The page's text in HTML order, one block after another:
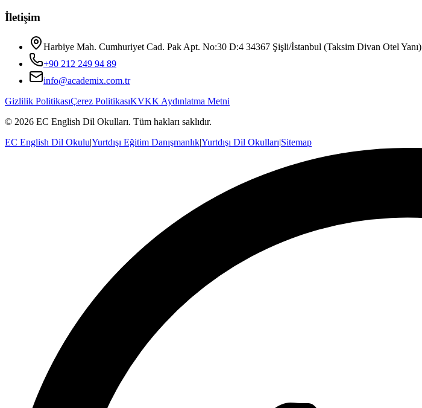
İletişim
Harbiye Mah. Cumhuriyet Cad. Pak Apt. No:30 D:4 34367 Şişli/İstanbul (Taksim Divan Otel Yanı)
+90 212 249 94 89
info@academix.com.tr
Gizlilik PolitikasıÇerez PolitikasıKVKK Aydınlatma Metni
© 2026 EC English Dil Okulları. Tüm hakları saklıdır.
EC English Dil Okulu|Yurtdışı Eğitim Danışmanlık|Yurtdışı Dil Okulları|Sitemap